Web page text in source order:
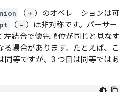
（ + ）のオペレーションは可
（ - ）は非対称です。パーサー
左結合で優先順位が同じと見なす
る場合があります。たとえば、こ
同等ですが、3 つ目は同等ではあ